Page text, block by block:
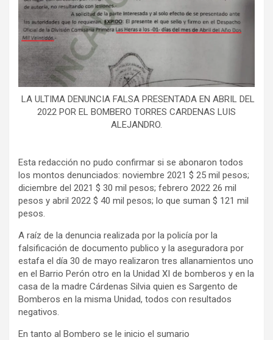
LA ULTIMA DENUNCIA FALSA PRESENTADA EN ABRIL DEL
2022 POR EL BOMBERO TORRES CARDENAS LUIS
ALEJANDRO.
Esta redacción no pudo confirmar si se abonaron todos
los montos denunciados: noviembre 2021 $ 25 mil pesos;
diciembre del 2021 $ 30 mil pesos; febrero 2022 26 mil
pesos y abril 2022 $ 40 mil pesos; lo que suman $ 121 mil
pesos.
A raíz de la denuncia realizada por la policía por la
falsificación de documento publico y la aseguradora por
estafa el día 30 de mayo realizaron tres allanamientos uno
en el Barrio Perón otro en la Unidad XI de bomberos y en la
casa de la madre Cárdenas Silvia quien es Sargento de
Bomberos en la misma Unidad, todos con resultados
negativos.
En tanto al Bombero se le inicio el sumario